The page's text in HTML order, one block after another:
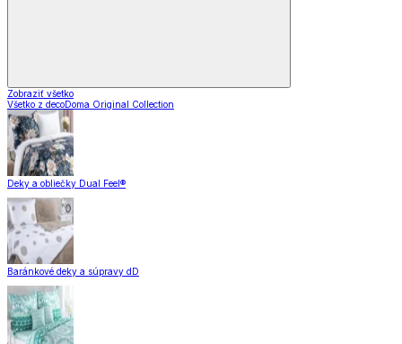
Zobraziť všetko
Všetko z decoDoma Original Collection
Deky a obliečky Dual Feel®
Baránkové deky a súpravy dD